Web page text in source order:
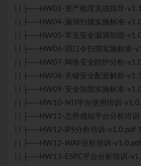
| | ├──HW03-资产梳理实战指导-
| | ├──HW04-漏洞扫描实施标准-
| | ├──HW05-常见安全漏洞加固-
| | ├──HW06-弱口令扫描实施标准-
| | ├──HW07-网络安全防护分析-
| | ├──HW08-关键安全配置解析-
| | ├──HW09-安全加固实施标准-
| | ├──HW10-NTI平台使用培训-
| | ├──HW11-态势感知平台分析培
| | ├──HW12-IPS分析培训-v1.0.pdf
| | ├──HW12-WAF分析培训-
| | ├──HW13-ESPC平台分析培训-